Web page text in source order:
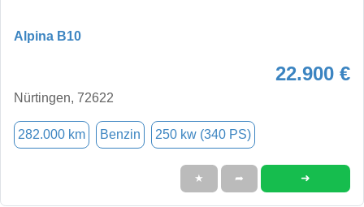
Alpina B10
22.900 €
Nürtingen, 72622
282.000 km Benzin 250 kw (340 PS)
★ ➦ ➜